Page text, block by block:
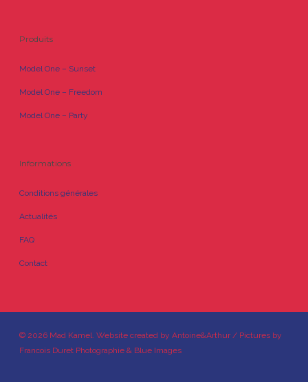
Produits
Model One – Sunset
Model One – Freedom
Model One – Party
Informations
Conditions générales
Actualités
FAQ
Contact
© 2026 Mad Kamel. Website created by Antoine&Arthur/ Pictures by
Francois Duret Photographie & Blue Images